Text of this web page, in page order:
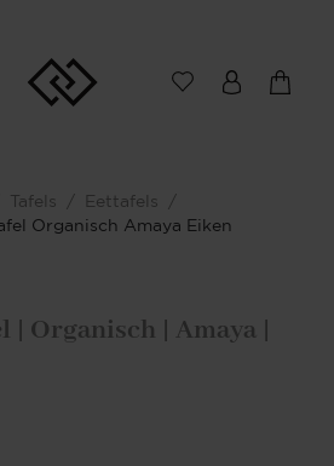
Tafels / Eettafels
/
Organisch Amaya Eiken
| Organisch | Amaya |
samenstellen van